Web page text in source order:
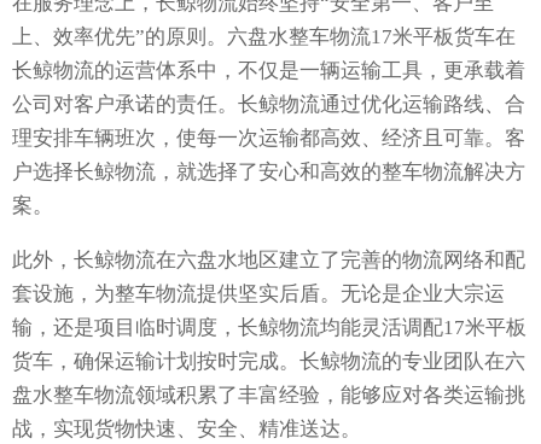
上、效率优先”的原则。六盘水整车物流17米平板货车在
长鲸物流的运营体系中，不仅是一辆运输工具，更承载着
公司对客户承诺的责任。长鲸物流通过优化运输路线、合
理安排车辆班次，使每一次运输都高效、经济且可靠。客
户选择长鲸物流，就选择了安心和高效的整车物流解决方
案。
此外，长鲸物流在六盘水地区建立了完善的物流网络和配
套设施，为整车物流提供坚实后盾。无论是企业大宗运
输，还是项目临时调度，长鲸物流均能灵活调配17米平板
货车，确保运输计划按时完成。长鲸物流的专业团队在六
盘水整车物流领域积累了丰富经验，能够应对各类运输挑
战，实现货物快速、安全、精准送达。